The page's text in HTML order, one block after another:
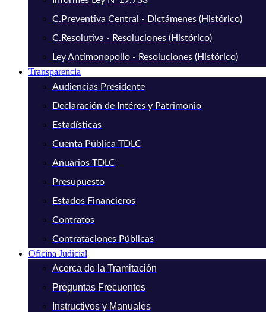
C.Preventiva Central - Dictámenes (Histórico)
C.Resolutiva - Resoluciones (Histórico)
Ley Antimonopolio - Resoluciones (Histórico)
Transparencia
Audiencias Presidente
Declaración de Intéres y Patrimonio
Estadísticas
Cuenta Pública TDLC
Anuarios TDLC
Presupuesto
Estados Financieros
Contratos
Contrataciones Públicas
Oficina Judicial
Acerca de la Tramitación
Preguntas Frecuentes
Instructivos y Manuales